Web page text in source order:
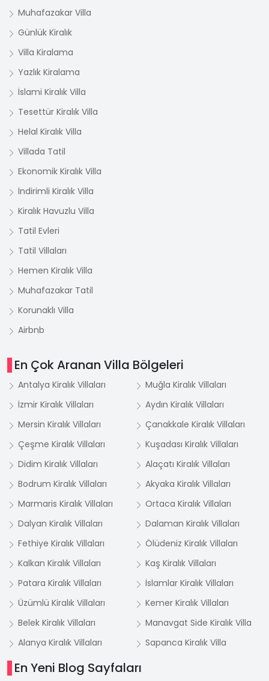
Muhafazakar Villa
Günlük Kiralık
Villa Kiralama
Yazlık Kiralama
İslami Kiralık Villa
Tesettür Kiralık Villa
Helal Kiralık Villa
Villada Tatil
Ekonomik Kiralık Villa
İndirimli Kiralık Villa
Kiralık Havuzlu Villa
Tatil Evleri
Tatil Villaları
Hemen Kiralık Villa
Muhafazakar Tatil
Korunaklı Villa
Airbnb
En Çok Aranan Villa Bölgeleri
Antalya Kiralık Villaları
Muğla Kiralık Villaları
İzmir Kiralık Villaları
Aydın Kiralık Villaları
Mersin Kiralık Villaları
Çanakkale Kiralık Villaları
Çeşme Kiralık Villaları
Kuşadası Kiralık Villaları
Didim Kiralık Villaları
Alaçatı Kiralık Villaları
Bodrum Kiralık Villaları
Akyaka Kiralık Villaları
Marmaris Kiralık Villaları
Ortaca Kiralık Villaları
Dalyan Kiralık Villaları
Dalaman Kiralık Villaları
Fethiye Kiralık Villaları
Ölüdeniz Kiralık Villaları
Kalkan Kiralık Villaları
Kaş Kiralık Villaları
Patara Kiralık Villaları
İslamlar Kiralık Villaları
Üzümlü Kiralık Villaları
Kemer Kiralık Villaları
Belek Kiralık Villaları
Manavgat Side Kiralık Villa
Alanya Kiralık Villaları
Sapanca Kiralık Villa
En Yeni Blog Sayfaları